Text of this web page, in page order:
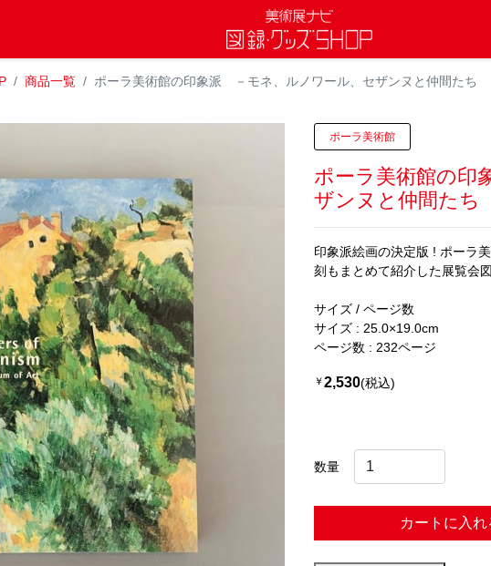
商品一覧 ポーラ美術館の印象派 －モネ、ルノワール、セザンヌと仲間たち
ポーラ美術館
ポーラ美術館の印
ザンヌと仲間たち
印象派絵画の決定版 ! ポーラ
刻もまとめて紹介した展覧会図
サイズ / ページ数
サイズ : 25.0×19.0cm
ページ数 : 232ページ
￥2,530(税込)
数量
カートに入れ